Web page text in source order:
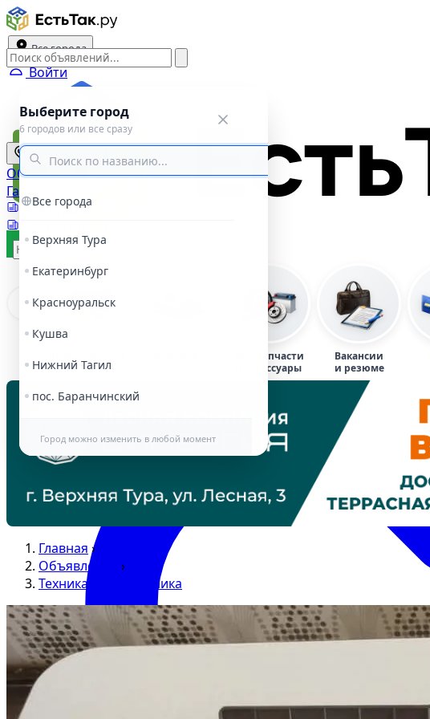
Все города
Войти
Выберите город
6 городов или все сразу
Все города
Верхняя Тура
Екатеринбург
Красноуральск
Кушва
Нижний Тагил
пос. Баранчинский
Город можно изменить в любой момент
Все города
ОбъявленияНовостиАфиша
Газеты
Три города
Подать объявление
Автозапчасти
и аксессуары
Вакансии
и резюме
Главная ›
Объявления
›
Техника и электроника